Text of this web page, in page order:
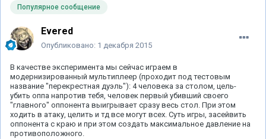
Популярное сообщение
Evered
Опубликовано: 1 декабря 2015
В качестве эксперимента мы сейчас играем в
модернизированный мультиплеер (проходит под тестовым
название "перекрестная дуэль"): 4 человека за столом, цель-
убить оппа напротив тебя, человек первый убивший своего
"главного" оппонента выигрывает сразу весь стол. При этом
ходить в атаку, целить и тд все могут всех. Суть игры, засейвить
оппонента с краю и при этом создать максимальное давление на
противоположного.